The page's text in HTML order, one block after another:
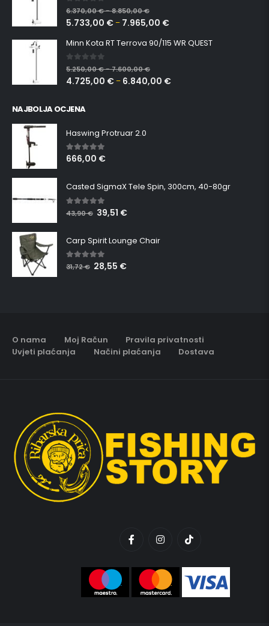
0 out of 5
6.370,00€–8.850,00€
5.733,00 € – 7.965,00 €
Minn Kota RT Terrova 90/115 WR QUEST
0 out of 5
5.250,00€–7.600,00€
4.725,00 € – 6.840,00 €
NAJBOLJA OCJENA
Haswing Protruar 2.0
5.00 out of 5
666,00 €
Casted SigmaX Tele Spin, 300cm, 40-80gr
5.00 out of 5
43,90€ 39,51 €
Carp Spirit Lounge Chair
5.00 out of 5
31,72€ 28,55 €
O nama Moj Račun
Pravila privatnosti
Uvjeti plaćanja
Načini plaćanja Dostava